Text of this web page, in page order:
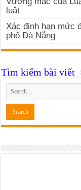
luật
Xác định hạn mức
phố Đà Nẵng
Tìm kiếm bài viết